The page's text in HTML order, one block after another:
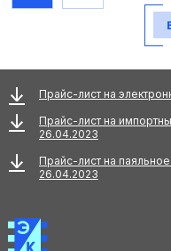
Прайс-лист на
Прайс-лист на
26.04.2023
Прайс-лист на
26.04.2023